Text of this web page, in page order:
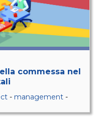
commessa nel
- management -